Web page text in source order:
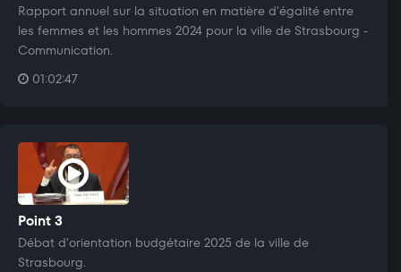
Rapport annuel sur la situation en matière d'égalité entre
les femmes et les hommes 2024 pour la ville de Strasbourg -
Communication.
01:02:47
Point 3
Débat d'orientation budgétaire 2025 de la ville de
Strasbourg.